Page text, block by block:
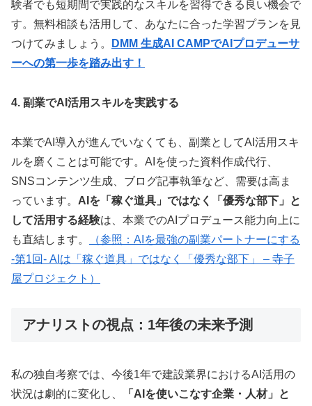
験者でも短期間で実践的なスキルを習得できる良い機会で
す。無料相談も活用して、あなたに合った学習プランを見
つけてみましょう。
DMM 生成AI CAMPでAIプロデューサ
ーへの第一歩を踏み出す！
4. 副業でAI活用スキルを実践する
本業でAI導入が進んでいなくても、副業としてAI活用スキ
ルを磨くことは可能です。AIを使った資料作成代行、
SNSコンテンツ生成、ブログ記事執筆など、需要は高ま
っています。 AIを「稼ぐ道具」ではなく「優秀な部下」と
して活用する経験は、本業でのAIプロデュース能力向上に
も直結します。
（参照：AIを最強の副業パートナーにする
-第1回- AIは「稼ぐ道具」ではなく「優秀な部下」 – 寺子
屋プロジェクト）
アナリストの視点：1年後の未来予測
私の独自考察では、今後1年で建設業界におけるAI活用の
状況は劇的に変化し、
「AIを使いこなす企業・人材」と